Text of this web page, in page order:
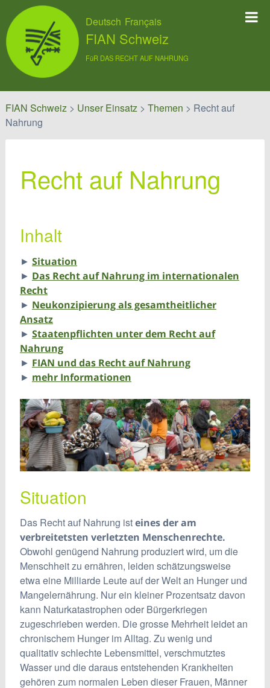
Deutsch Français
FIAN Schweiz
FüR DAS RECHT AUF NAHRUNG
FIAN Schweiz> Unser Einsatz> Themen > Recht auf
Nahrung
Recht auf Nahrung
Inhalt
► Situation
► Das Recht auf Nahrung im internationalen
Recht
► Neukonzipierung als gesamtheitlicher
Ansatz
► Staatenpflichten unter dem Recht auf
Nahrung
► FIAN und das Recht auf Nahrung
► mehr Informationen
Situation
Das Recht auf Nahrung isteines der am
verbreitetsten verletzten Menschenrechte.
Obwohl genügend Nahrung produziert wird, um die
Menschheit zu ernähren, leiden schätzungsweise
etwa eine Milliarde Leute auf der Welt an Hunger und
Mangelernährung. Nur ein kleiner Prozentsatz davon
kann Naturkatastrophen oder Bürgerkriegen
zugeschrieben werden. Die grosse Mehrheit leidet an
chronischem Hunger im Alltag. Zu wenig und
qualitativ schlechte Lebensmittel, verschmutztes
Wasser und die daraus entstehenden Krankheiten
gehören zum normalen Leben dieser Frauen, Männer